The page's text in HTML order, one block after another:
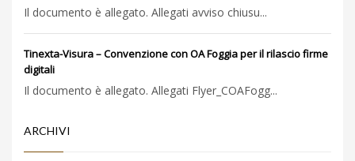
Il documento è allegato. Allegati avviso chiusu...
Tinexta-Visura – Convenzione con OA Foggia per il rilascio firme
digitali
Il documento è allegato. Allegati Flyer_COAFogg...
ARCHIVI